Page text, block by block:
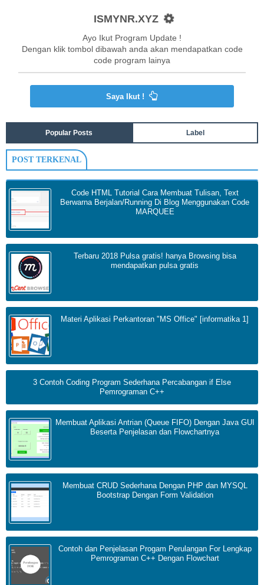
ISMYNR.XYZ
Ayo Ikut Program Update !
Dengan klik tombol dibawah anda akan mendapatkan code
code program lainya
Saya Ikut !
Popular Posts Label
POST TERKENAL
Code HTML Tutorial Cara Membuat Tulisan, Text
Berwarna Berjalan/Running Di Blog Menggunakan Code
MARQUEE
Terbaru 2018 Pulsa gratis! hanya Browsing bisa
mendapatkan pulsa gratis
Materi Aplikasi Perkantoran "MS Office" [informatika 1]
3 Contoh Coding Program Sederhana Percabangan if Else
Pemrograman C++
Membuat Aplikasi Antrian (Queue FIFO) Dengan Java GUI
Beserta Penjelasan dan Flowchartnya
Membuat CRUD Sederhana Dengan PHP dan MYSQL
Bootstrap Dengan Form Validation
Contoh dan Penjelasan Progam Perulangan For Lengkap
Pemrograman C++ Dengan Flowchart